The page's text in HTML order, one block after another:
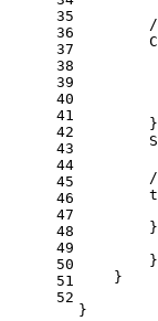
35
36
37
38
39
40
41
42
43
44
45
46
47
48
49
50
51
52
        }
        }
    }
}